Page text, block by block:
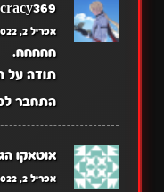
אפריל 2, 2022 בשעה 10:26 pm
חחחחח.
תודה על
התחבר
אוטאקו
אפריל 2, 2022 בשעה 10:34 pm